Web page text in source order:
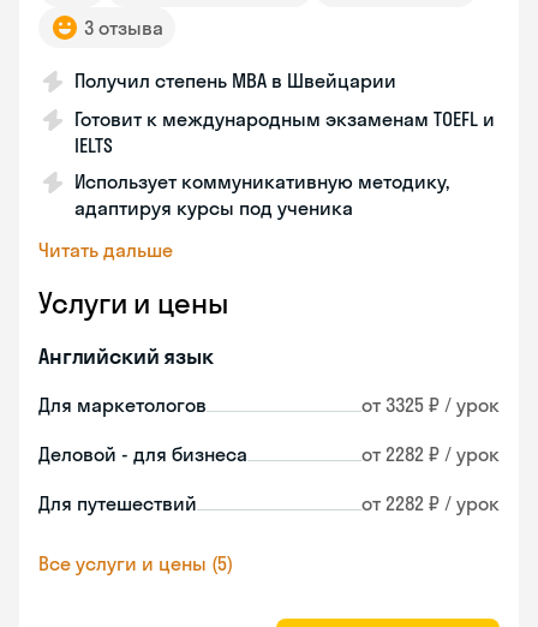
3 отзыва
Получил степень MBA в Швейцарии
Готовит к международным экзаменам TOEFL и
IELTS
Использует коммуникативную методику,
адаптируя курсы под ученика
Читать дальше
Услуги и цены
Английский язык
Для маркетологов от 3325 ₽ / урок
Деловой - для бизнеса от 2282 ₽ / урок
Для путешествий от 2282 ₽ / урок
Все услуги и цены (5)